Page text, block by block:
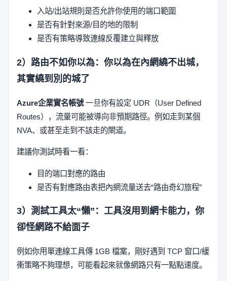
入站/出站規則是否允許你使用的端口範圍
是否有針對來源/目的地的限制
是否有策略導致連線反覆建立與釋放
2）路由不如你以為：你以為在內網繞不出城，
其實繞到別的城了
Azure企業實名帳號一旦你有設定 UDR（User Defined
Routes），流量可能被導向非預期路徑。例如走到某個
NVA、或甚至走到不該走的閘道。
建議你測試時看一看：
目的端口對應的路由
是否有對應路由表把內網流量送去“路由奇幻旅程”
3）測試工具太“懶”：工具沒用到網卡能力，你
卻怪網路不給面子
例如你用單連線工具傳 1GB 檔案，剛好遇到 TCP 窗口/緩
衝策略不夠理想，可能看起來就像網路只有一點點速度。